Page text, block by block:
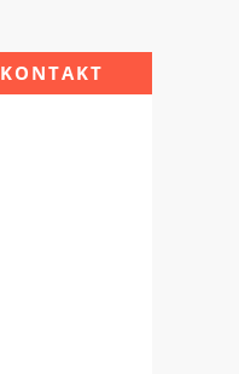
KONTAKT